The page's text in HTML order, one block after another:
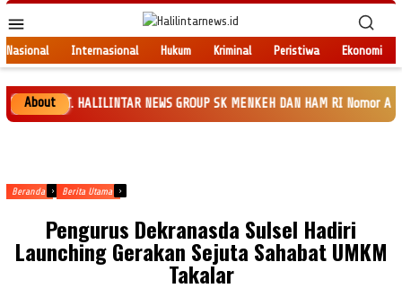
ke
kontenMobile
Nasional Internasional Hukum Kriminal Peristiwa Ekonomi
About
PT. HALILINTAR NEWS GROUP SK MENKEH DAN HAM RI Nomor
Beranda Berita Utama
Pengurus Dekranasda Sulsel Hadiri
Launching Gerakan Sejuta Sahabat UMKM
Takalar